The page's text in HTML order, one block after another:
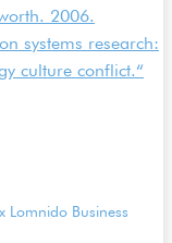
2006.
systems research:
culture conflict.“
Lomnido Business